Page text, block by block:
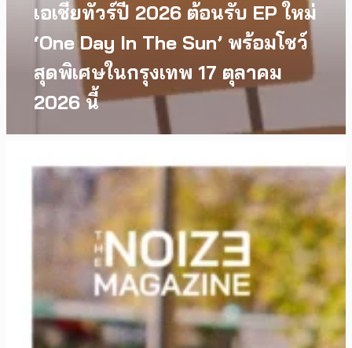
เอเชียทัวร์ปี 2026 ต้อนรับ EP ใหม่
‘One Day In The Sun’ พร้อมโชว์
สุดพิเศษในกรุงเทพ 17 ตุลาคม
2026 นี้